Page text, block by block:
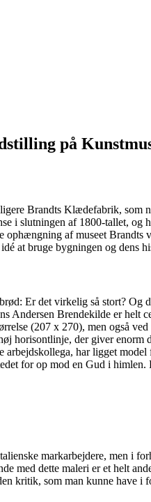
på
Brandts Klædefabrik, som
i slutningen af 1800-tallet,
ophængning af museet
at bruge bygningen og dens
Er det virkelig så stort?
Andersen Brendekilde er helt
(207 x 270), men også
horisontlinje, der giver
har ligget
for op mod en Gud i
markarbejdere, men i
med dette maleri er et helt
kritik, som man kunne